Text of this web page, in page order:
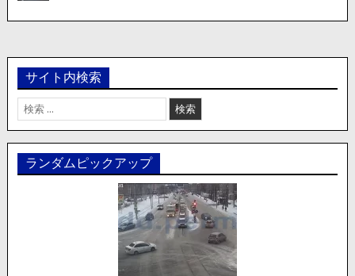
サイト内検索
検
索:
ランダムピックアップ